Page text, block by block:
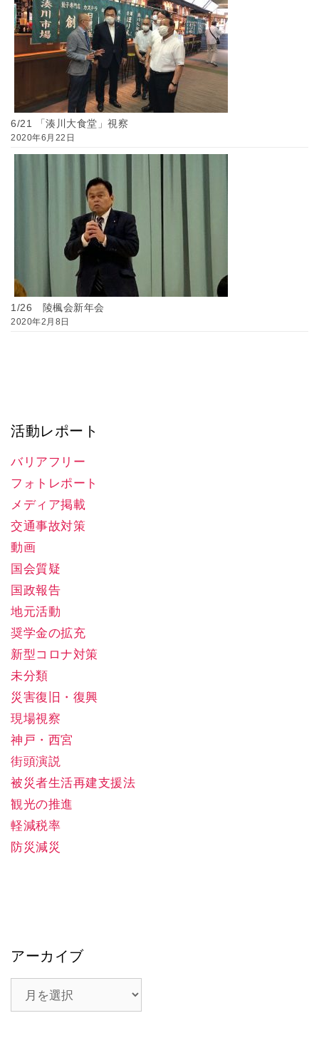
6/21 「湊川大食堂」視察
2020年6月22日
1/26 陵楓会新年会
2020年2月8日
活動レポート
バリアフリー
フォトレポート
メディア掲載
交通事故対策
動画
国会質疑
国政報告
地元活動
奨学金の拡充
新型コロナ対策
未分類
災害復旧・復興
現場視察
神戸・西宮
街頭演説
被災者生活再建支援法
観光の推進
軽減税率
防災減災
アーカイブ